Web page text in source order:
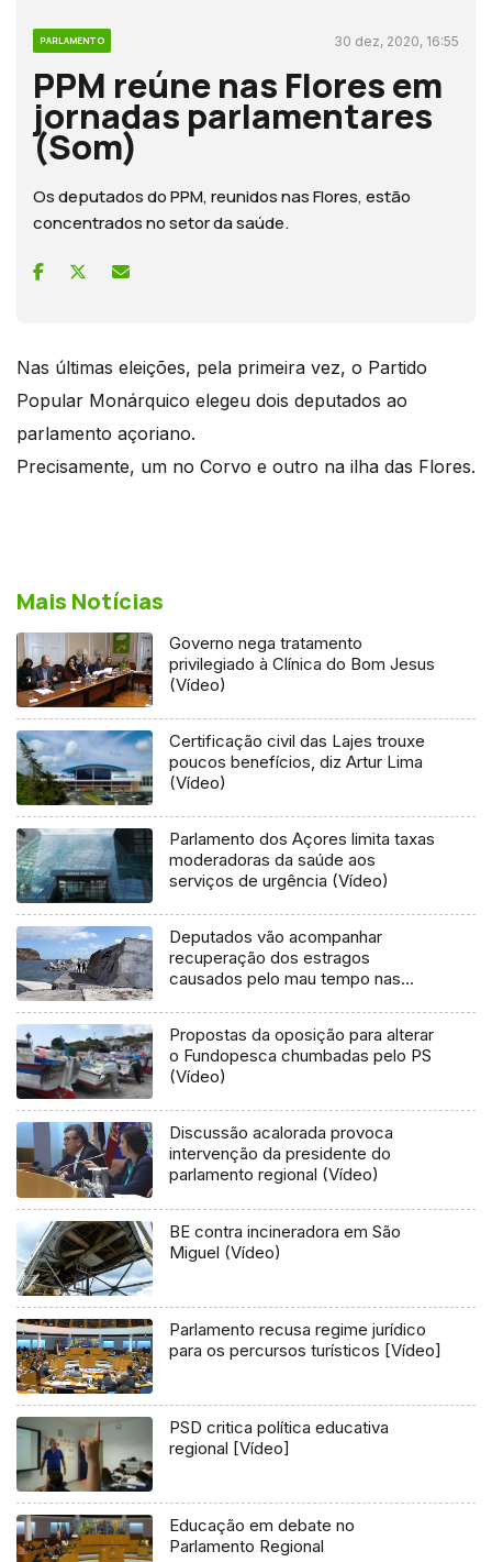
PARLAMENTO 30 dez, 2020, 16:55
PPM reúne nas Flores em
jornadas parlamentares
(Som)
Os deputados do PPM, reunidos nas Flores, estão
concentrados no setor da saúde.
Nas últimas eleições, pela primeira vez, o Partido
Popular Monárquico elegeu dois deputados ao
parlamento açoriano.
Precisamente, um no Corvo e outro na ilha das Flores.
Mais Notícias
Governo nega tratamento
privilegiado à Clínica do Bom Jesus
(Vídeo)
Certificação civil das Lajes trouxe
poucos benefícios, diz Artur Lima
(Vídeo)
Parlamento dos Açores limita taxas
moderadoras da saúde aos
serviços de urgência (Vídeo)
Deputados vão acompanhar
recuperação dos estragos
causados pelo mau tempo nas
Propostas da oposição para alterar
o Fundopesca chumbadas pelo PS
(Vídeo)
Discussão acalorada provoca
intervenção da presidente do
parlamento regional (Vídeo)
BE contra incineradora em São
Miguel (Vídeo)
Parlamento recusa regime jurídico
para os percursos turísticos [Vídeo]
PSD critica política educativa
regional [Vídeo]
Educação em debate no
Parlamento Regional